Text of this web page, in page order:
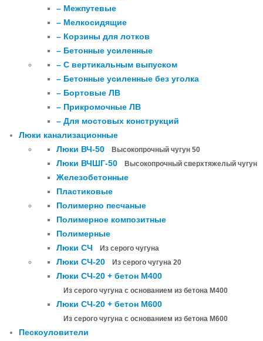
– Межпутевые
– Мелкосидящие
– Корзины для лотков
– Бетонные усиленные
– С вертикальным выпуском
– Бетонные усиленные без уголка
– Бортовые ЛВ
– Прикромочные ЛВ
– Для мостовых конструкций
Люки канализационные
Люки ВЧ-50
Высокопрочный чугун 50
Люки ВЧШГ-50 Высокопрочный сверхтяжелый чугун
Железобетонные
Пластиковые
Полимерно песчаные
Полимерное композитные
Полимерные
Люки СЧ
Из серого чугуна
Люки СЧ-20 Из серого чугуна 20
Люки СЧ-20 + бетон М400
Из серого чугуна с основанием из бетона М400
Люки СЧ-20 + бетон М600
Из серого чугуна с основанием из бетона М600
Пескоуловители